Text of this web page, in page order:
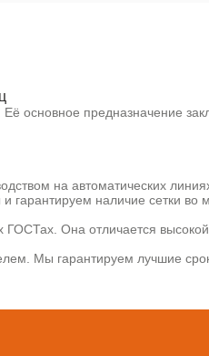
предназначение
на автоматических
наличие сетки во
Она отличается
Мы гарантируем лучшие